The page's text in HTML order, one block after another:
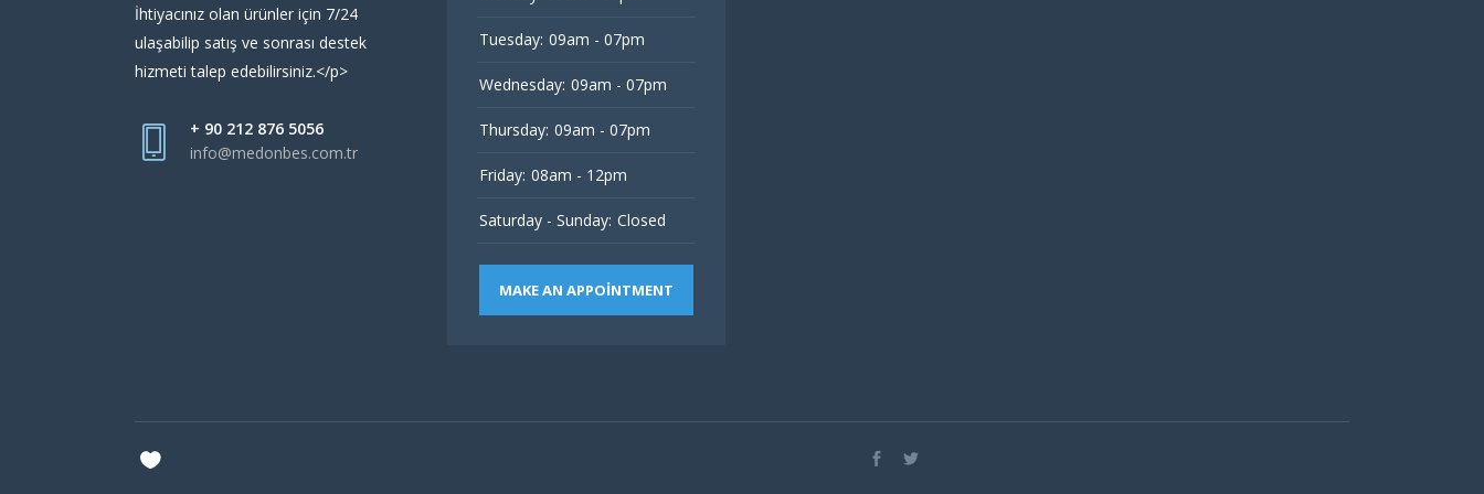
İhtiyacınız olan ürünler için 7/24
ulaşabilip satış ve sonrası destek
hizmeti talep edebilirsiniz.</p>
+ 90 212 876 5056
info@medonbes.com.tr
Tuesday: 09am - 07pm
Wednesday: 09am - 07pm
Thursday: 09am - 07pm
Friday: 08am - 12pm
Saturday - Sunday: Closed
MAKE AN APPOINTMENT